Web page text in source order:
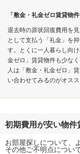
「敷金・礼金ゼロ賃貸物
退去時の原状回復費用を
として支払う「礼金」を
す。とくに一人暮らし向
金ゼロ」賃貸物件も少な
人は「敷金・礼金ゼロ」
い合わせてみるのがオスス
初期費用が安い物件
お部屋探しについて、
その他ご不明点につい